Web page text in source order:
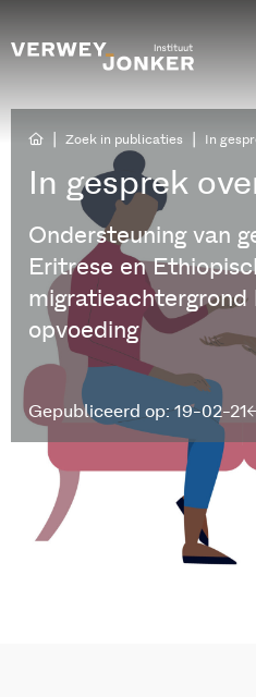
Zoek in publicaties In
In gesprek
Ondersteuning van
Eritrese en
migratieachtergrond
opvoeding
Gepubliceerd op: 19-02-21